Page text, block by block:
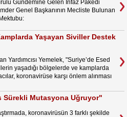
Gündemine Gelen İnfaz Pakedi
Genel Başkanının Mecliste Bulunan
Yaşayan Siviller Destek
Yardımcısı Yemelek, "Suriye’de Esed
yaşadığı bölgelerde ve kamplarda
koronavirüse karşı önlem alınması
Sürekli Mutasyona Uğruyor"
koronavirüsün 3 farklı şekilde